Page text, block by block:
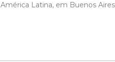
Latina, em Buenos